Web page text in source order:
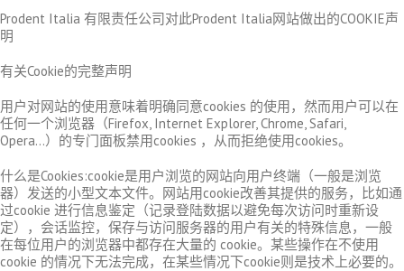
Prodent Italia 有限责任公司对此Prodent Italia网站做出的COOKIE声
明
有关Cookie的完整声明
用户对网站的使用意味着明确同意cookies 的使用，然而用户可以在
任何一个浏览器（Firefox, Internet Explorer, Chrome, Safari,
Opera…）的专门面板禁用cookies ，从而拒绝使用cookies。
什么是Cookies:cookie是用户浏览的网站向用户终端（一般是浏览
器）发送的小型文本文件。网站用cookie改善其提供的服务，比如通
过cookie 进行信息鉴定（记录登陆数据以避免每次访问时重新设
定），会话监控，保存与访问服务器的用户有关的特殊信息，一般
在每位用户的浏览器中都存在大量的 cookie。某些操作在不使用
cookie 的情况下无法完成，在某些情况下cookie则是技术上必要的。